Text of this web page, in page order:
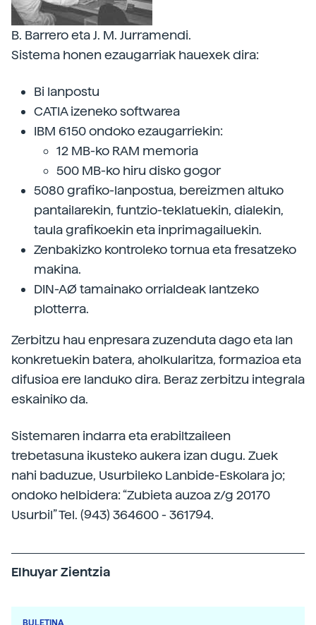
B. Barrero eta J. M. Jurramendi.
Sistema honen ezaugarriak hauexek dira:
Bi lanpostu
CATIA izeneko softwarea
IBM 6150 ondoko ezaugarriekin:
12 MB-ko RAM memoria
500 MB-ko hiru disko gogor
5080 grafiko-lanpostua, bereizmen altuko
pantailarekin, funtzio-teklatuekin, dialekin,
taula grafikoekin eta inprimagailuekin.
Zenbakizko kontroleko tornua eta fresatzeko
makina.
DIN-AØ tamainako orrialdeak lantzeko
plotterra.
Zerbitzu hau enpresara zuzenduta dago eta lan
konkretuekin batera, aholkularitza, formazioa eta
difusioa ere landuko dira. Beraz zerbitzu integrala
eskainiko da.
Sistemaren indarra eta erabiltzaileen
trebetasuna ikusteko aukera izan dugu. Zuek
nahi baduzue, Usurbileko Lanbide-Eskolara jo;
ondoko helbidera: “Zubieta auzoa z/g 20170
Usurbil” Tel. (943) 364600 - 361794.
Elhuyar Zientzia
BULETINA